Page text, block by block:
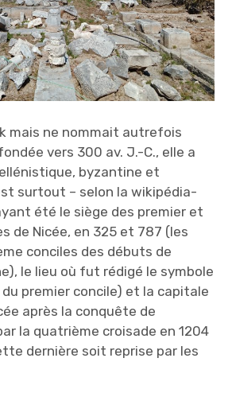
mais ne nommait autrefois
vers 300 av. J.-C., elle a
byzantine et
surtout – selon la wikipédia-
été le siège des premier et
de Nicée, en 325 et 787 (les
conciles des débuts de
le lieu où fut rédigé le symbole
premier concile) et la capitale
après la conquête de
la quatrième croisade en 1204
dernière soit reprise par les